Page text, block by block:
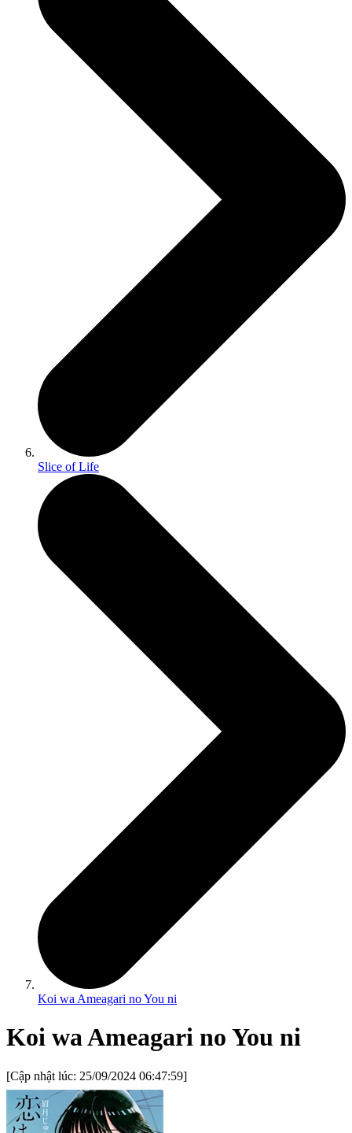
Slice of Life
Koi wa Ameagari no You ni
Koi wa Ameagari no You ni
[Cập nhật lúc: 25/09/2024 06:47:59]